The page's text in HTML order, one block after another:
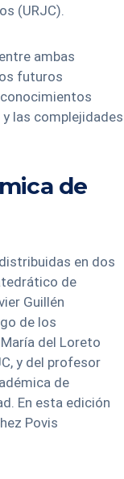
(URJC).
ambas
futuros
las complejidades
de
en dos
de
Guillén
de los
del Loreto
y del profesor
de
En esta edición
Povis